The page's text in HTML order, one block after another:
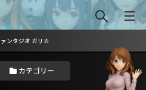
ンタジオ ガリカ
カテゴリー